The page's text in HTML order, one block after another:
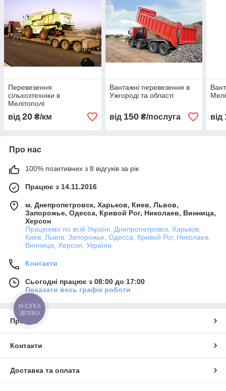
Перевезення
сільхозтехніки в
Мелітополі
від 20 ₴/км
Вантажні перевезення в
Ужгороді та області
від 150₴/послуга від
Про нас
100% позитивних з 8 відгуків за рік
Працює з 14.11.2016
м. Днепропетровск, Харьков, Киев, Львов,
Запорожье, Одесса, Кривой Рог, Николаев, Винница,
Херсон
Працюємо по всій Україні, Днепропетровск, Харьков,
Киев, Львов, Запорожье, Одесса, Кривой Рог, Николаев,
Винница, Херсон, Україна
Контакти
Сьогодні працює з 08:00 до 17:00
Показати весь графік роботи
Про нас
Контакти
Доставка та оплата
КНОПКА
ЗВ'ЯЗКУ